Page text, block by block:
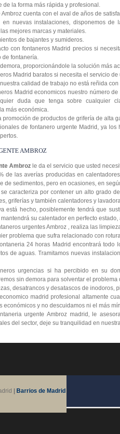
de la forma más rápida y profesional.
Ambroz cuenta con el aval de años de
en nuevas instalaciones, disponemos
mejores marcas y materiales.
de bajantes y sumideros.
con fontaneros Madrid precios si
de fontanería.
proporcionándole la solución más
Madrid baratos si necesita el servicio
calidad de trabajo no está reñida
Madrid economicos nuestro número
duda que tenga sobre cualquier
más económica.
promoción de productos de grifería de alta
de fontanero urgente Madrid, ya
AMBROZ
Ambroz le da el servicio que usted
de las averías producidas en
de sedimentos, pero en ocasiones, en
caracteriza por contener un alto grado
griferías y también calentadores y
está hecho, posiblemente tendrá que
mantendrá su calentador en perfecto
urgentes Ambroz , realiza las
problema que sufra relacionado con
24 horas Madrid encontrará
de aguas. Tramitamos nuevas
urgencias si ha percibido en su
sin demora para solventar el
desatrancos y desatascos de inodoros,
madrid profesional altamente
económicos y no descuidamos ni el más
urgente Ambroz madrid, le
del sector, deje su tranquilidad en
Barrios de Madrid